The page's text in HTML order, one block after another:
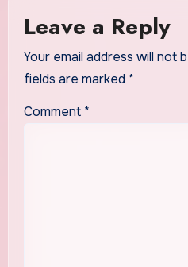
Leave a Reply
Your email address will not
fields are marked *
Comment *